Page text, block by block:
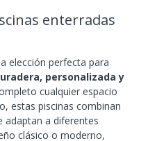
enterradas
elección perfecta para
personalizada y
cualquier espacio
estas piscinas combinan
adaptan a diferentes
clásico o moderno,